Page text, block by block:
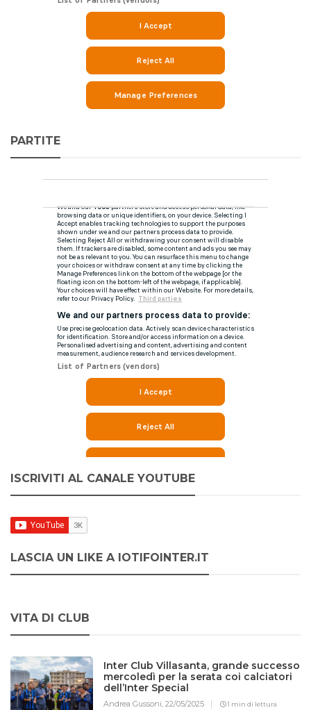
PARTITE
ISCRIVITI AL CANALE YOUTUBE
LASCIA UN LIKE A IOTIFOINTER.IT
VITA DI CLUB
Inter Club Villasanta, grande successo
mercoledì per la serata coi calciatori
dell’Inter Special
Andrea Gussoni,22/05/2025 1 min di lettura